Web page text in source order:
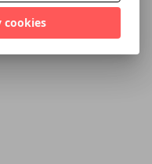
vašeho pohodlí
cookies